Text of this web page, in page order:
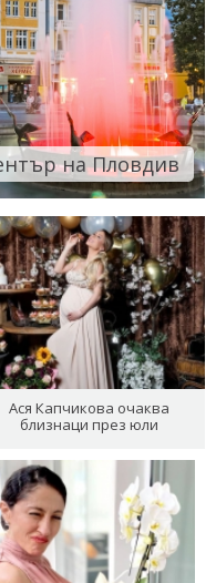
на Пловдив
Ася Капчикова очаква
близнаци през юли